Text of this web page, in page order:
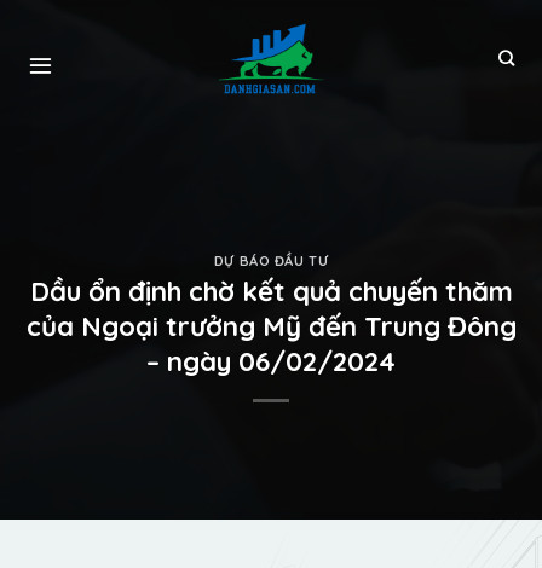
DỰ BÁO ĐẦU TƯ
Dầu ổn định chờ kết quả chuyến thăm
của Ngoại trưởng Mỹ đến Trung Đông
– ngày 06/02/2024